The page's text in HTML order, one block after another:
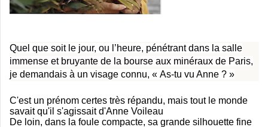
Quel que soit le jour, ou l’heure, pénétrant dans la salle
immense et bruyante de la bourse aux minéraux de Paris,
je demandais à un visage connu, « As-tu vu Anne ? »
C'est un prénom certes très répandu, mais tout le monde
savait qu'il s'agissait d'Anne Voileau
De loin, dans la foule compacte, sa grande silhouette fine